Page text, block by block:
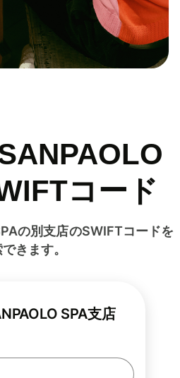
コード
の別支店のSWIFTコードを
きます。
SPA支店